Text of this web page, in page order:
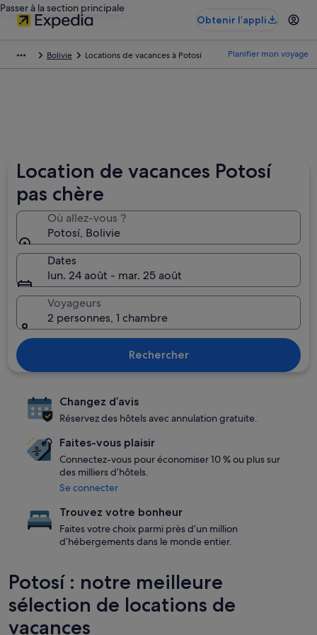
Passer à la section principale
Obtenir l’appli
Bolivie Locations de vacances à Potosí Planifier mon voyage
Location de vacances Potosí
pas chère
Où allez-vous ?
Potosí, Bolivie
Dates
lun. 24 août - mar. 25 août
Voyageurs
2 personnes, 1 chambre
Rechercher
Changez d’avis
Réservez des hôtels avec annulation gratuite.
Faites-vous plaisir
Connectez-vous pour économiser 10 % ou plus sur
des milliers d’hôtels.
Se connecter
Trouvez votre bonheur
Faites votre choix parmi près d’un million
d’hébergements dans le monde entier.
Potosí : notre meilleure
sélection de locations de
vacances